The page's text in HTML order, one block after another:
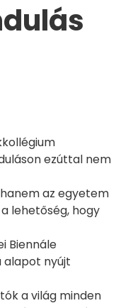
ezúttal nem
az egyetem
lehetőség, hogy
Biennále
alapot nyújt
a világ minden